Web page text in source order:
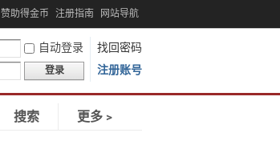
赞助得金币 注册指南 网站导航
自动登录
找回密码
登录 注册账号
搜索 更多﹥